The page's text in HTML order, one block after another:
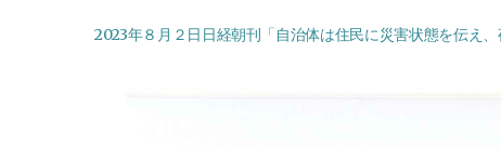
2023年８月２日日経朝刊「自治体は住民に災害状態を伝え